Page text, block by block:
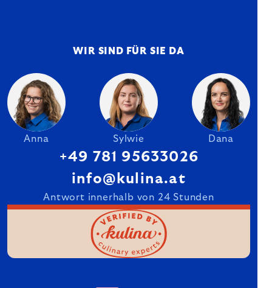
WIR SIND FÜR SIE DA
Anna Sylwie Dana
+49 781 95633026
info@kulina.at
Antwort innerhalb von 24 Stunden